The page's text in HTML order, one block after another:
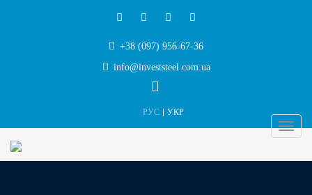
+38 (097) 956-67-36
info@investsteel.com.ua
РУС УКР